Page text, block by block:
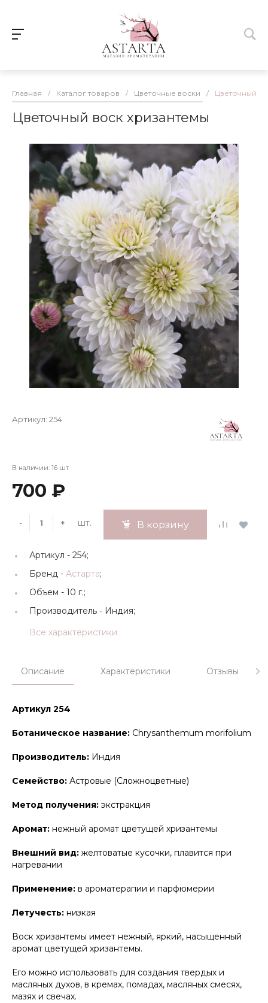
Главная / Каталог товаров / Цветочные воски / Цветочный
Цветочный воск хризантемы
Артикул: 254
В наличии: 16 шт
700 ₽
- + шт. В корзину
Артикул - 254;
Бренд - Астарта;
Объем - 10 г.;
Производитель - Индия;
Все характеристики
Описание Характеристики Отзывы
Артикул 254
Ботаническое название: Chrysanthemum morifolium
Производитель: Индия
Семейство: Астровые (Сложноцветные)
Метод получения: экстракция
Аромат: нежный аромат цветущей хризантемы
Внешний вид: желтоватые кусочки, плавится при
нагревании
Применение: в ароматерапии и парфюмерии
Летучесть: низкая
Воск хризантемы имеет нежный, яркий, насыщенный
аромат цветущей хризантемы.
Его можно использовать для создания твердых и
масляных духов, в кремах, помадах, масляных смесях,
мазях и свечах.